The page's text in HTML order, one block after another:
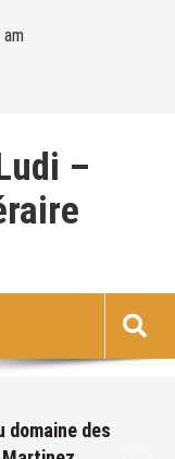
–
l’attraction – Bret